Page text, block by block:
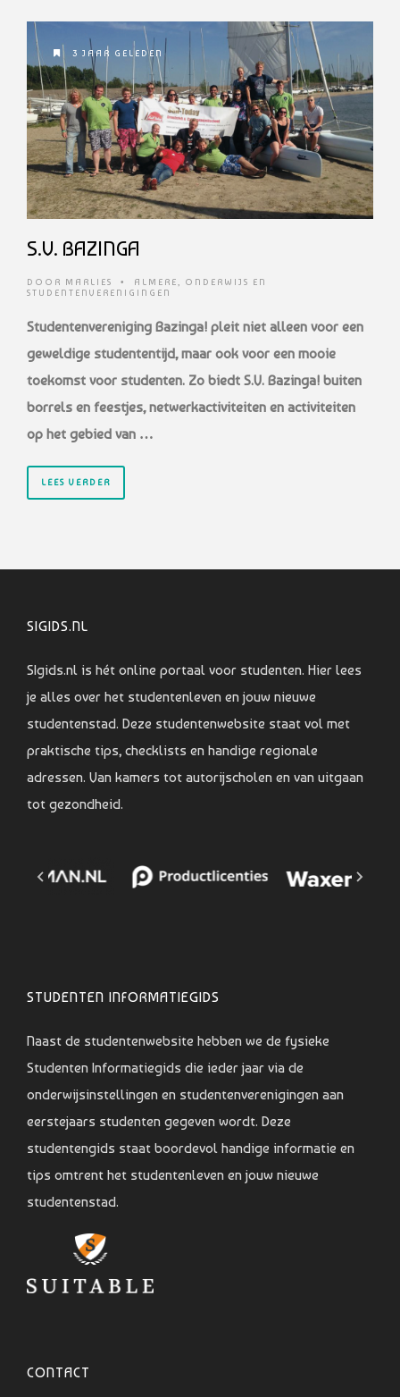
3 JAAR GELEDEN
S.V. BAZINGA
DOOR MARLIES • ALMERE, ONDERWIJS EN
STUDENTENVERENIGINGEN
Studentenvereniging Bazinga! pleit niet alleen voor een
geweldige studententijd, maar ook voor een mooie
toekomst voor studenten. Zo biedt S.V. Bazinga! buiten
borrels en feestjes, netwerkactiviteiten en activiteiten
op het gebied van …
LEES VERDER
SIGIDS.NL
SIgids.nl is hét online portaal voor studenten. Hier lees
je alles over het studentenleven en jouw nieuwe
studentenstad. Deze studentenwebsite staat vol met
praktische tips, checklists en handige regionale
adressen. Van kamers tot autorijscholen en van uitgaan
tot gezondheid.
STUDENTEN INFORMATIEGIDS
Naast de studentenwebsite hebben we de fysieke
Studenten Informatiegids die ieder jaar via de
onderwijsinstellingen en studentenverenigingen aan
eerstejaars studenten gegeven wordt. Deze
studentengids staat boordevol handige informatie en
tips omtrent het studentenleven en jouw nieuwe
studentenstad.
CONTACT